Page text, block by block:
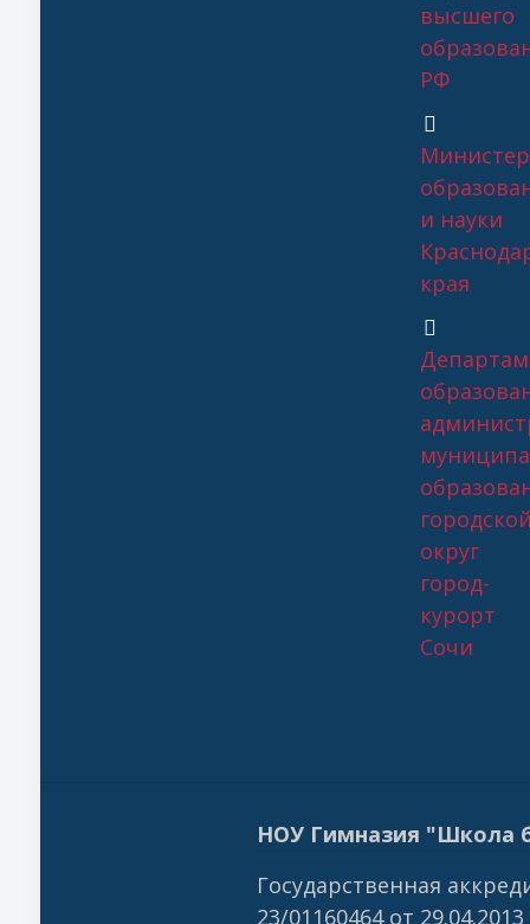
высшего
РФ
и науки
края
округ
город-
курорт
Сочи
НОУ Гимназия "Школа
Государственная
23/01160464 от 29.04.2013